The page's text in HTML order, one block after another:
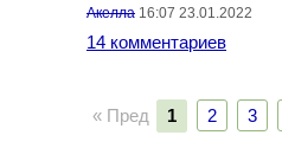
Акелла 16:07 23.01.2022
14 комментариев
« Пред 1 2 3